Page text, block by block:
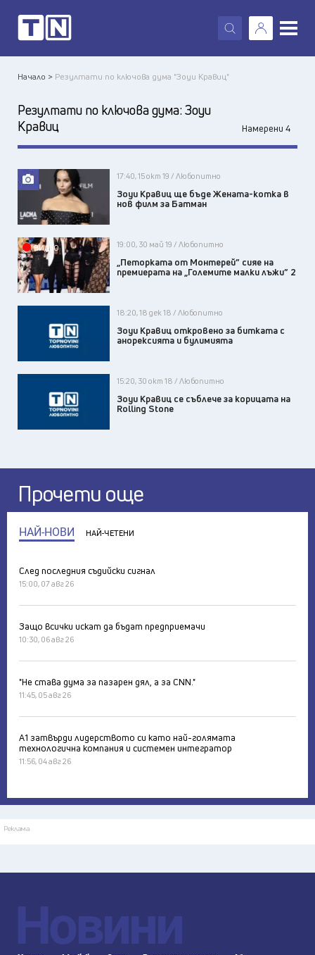
X
Начало > Резултати по ключова дума "Зоуи Кравиц"
Резултати по ключова дума: Зоуи
Кравиц
Намерени 4
17:40, 15 окт 19 / Любопитно
Зоуи Кравиц ще бъде Жената-котка в
нов филм за Батман
ВИДЕО 19:00, 30 май 19 / Любопитно
„Петорката от Монтерей” сияе на
премиерата на „Големите малки лъжи” 2
18:20, 18 дек 18 / Любопитно
Зоуи Кравиц откровено за битката с
анорексията и булимията
15:20, 30 окт 18 / Любопитно
Зоуи Кравиц се съблече за корицата на
Rolling Stone
Прочети още
НАЙ-НОВИ НАЙ-ЧЕТЕНИ
След последния съдийски сигнал
15:00, 07 авг 26
Защо всички искат да бъдат предприемачи
10:30, 06 авг 26
"Не става дума за пазарен дял, а за CNN."
11:45, 05 авг 26
А1 затвърди лидерството си като най-голямата
технологична компания и системен интегратор
11:56, 04 авг 26
Реклама
Новини